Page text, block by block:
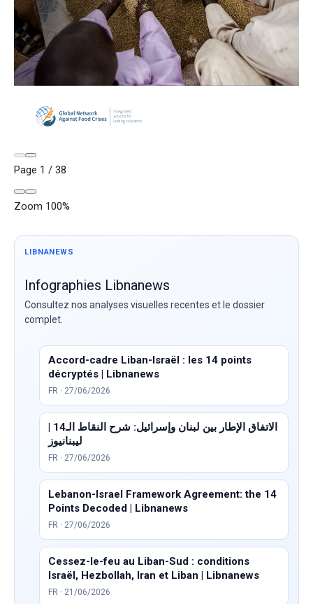
Page 1 / 38
Zoom 100%
LIBNANEWS
Infographies Libnanews
Consultez nos analyses visuelles recentes et le dossier
complet.
Accord-cadre Liban-Israël : les 14 points
décryptés | Libnanews
FR · 27/06/2026
الاتفاق الإطار بين لبنان وإسرائيل: شرح النقاط الـ14 |
ليبنانيوز
FR · 27/06/2026
Lebanon-Israel Framework Agreement: the 14
Points Decoded | Libnanews
FR · 27/06/2026
Cessez-le-feu au Liban-Sud : conditions
Israël, Hezbollah, Iran et Liban | Libnanews
FR · 21/06/2026